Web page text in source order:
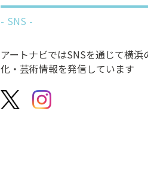
SNS
アートナビではSNSを通じて横浜
化・芸術情報を発信しています